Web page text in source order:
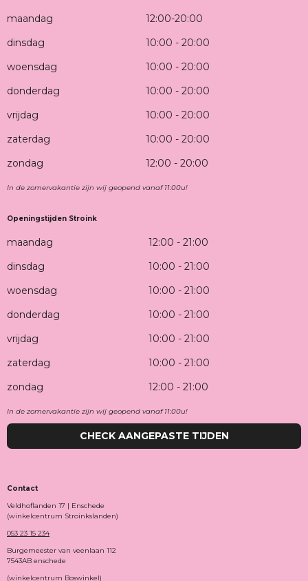
maandag
12:00-20:00
dinsdag
10:00 - 20:00
woensdag
10:00 - 20:00
donderdag
10:00 - 20:00
vrijdag
10:00 - 20:00
zaterdag
10:00 - 20:00
zondag
12:00 - 20:00
In de zomervakantie zijn wij geopend vanaf 11:00u!
Openingstijden Stroink
maandag
12:00 - 21:00
dinsdag
10:00 - 21:00
woensdag
10:00 - 21:00
donderdag
10:00 - 21:00
vrijdag
10:00 - 21:00
zaterdag
10:00 - 21:00
zondag
12:00 - 21:00
In de zomervakantie zijn wij geopend vanaf 11:00u!
CHECK AANGEPASTE TIJDEN
Contact
Veldhoflanden 17 | Enschede
(winkelcentrum Stroinkslanden)
053 23 15 234
Burgemeester van veenlaan 112
7543AB enschede
(winkelcentrum Boswinkel)